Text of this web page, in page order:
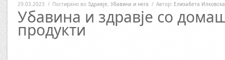
29.03.2023 / Постирано во Здравје, Убавина и нега / Автор: Елизабета Илковска
Убавина и здравје со
продукти